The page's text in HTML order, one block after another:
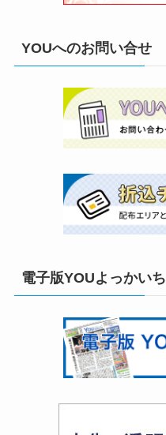
YOUへのお問い合せ
電子版YOUよっかいち